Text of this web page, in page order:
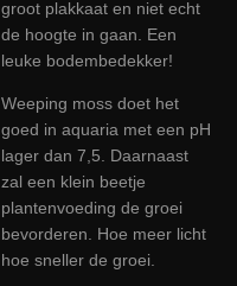
groot plakkaat en niet echt
de hoogte in gaan. Een
leuke bodembedekker!
Weeping moss doet het
goed in aquaria met een pH
lager dan 7,5. Daarnaast
zal een klein beetje
plantenvoeding de groei
bevorderen. Hoe meer licht
hoe sneller de groei.